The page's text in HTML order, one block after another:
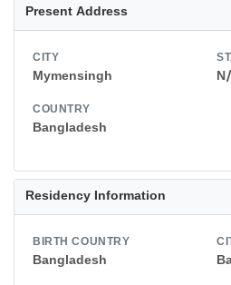
Present Address
CITY
Mymensingh
COUNTRY
Bangladesh
Residency Information
BIRTH COUNTRY
Bangladesh